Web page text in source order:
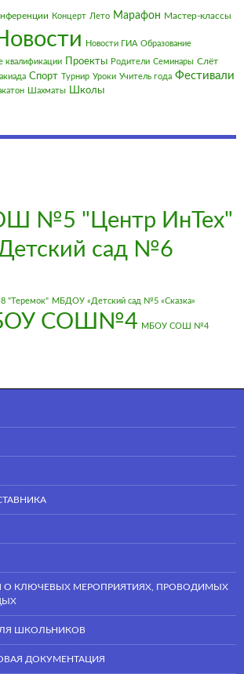
Концерт Лето Марафон Мастер-классы
Новости ГИА Образование
квалификации Проекты Родители Семинары Слёт
Спорт Турнир Уроки Учитель года Фестивали
Шахматы Школы
№5 "Центр ИнТех"
сад №6
"Теремок" МБДОУ «Детский сад №5 «Сказка»
СОШ№4 МБОУ СОШ №4
О КЛЮЧЕВЫХ МЕРОПРИЯТИЯХ, ПРОВОДИМЫХ
ШКОЛЬНИКОВ
ДОКУМЕНТАЦИЯ